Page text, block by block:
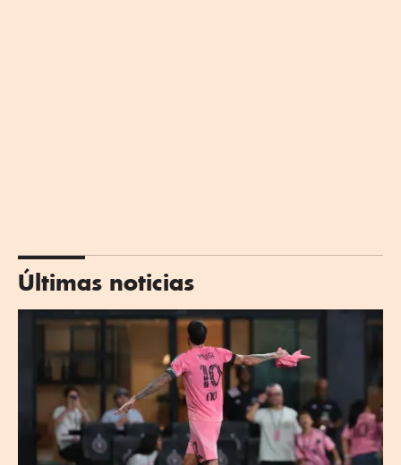
Últimas noticias